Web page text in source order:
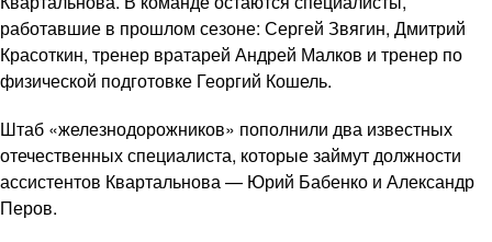
работавшие в прошлом сезоне: Сергей Звягин, Дмитрий
Красоткин, тренер вратарей Андрей Малков и тренер по
физической подготовке Георгий Кошель.
Штаб «железнодорожников» пополнили два известных
отечественных специалиста, которые займут должности
ассистентов Квартальнова — Юрий Бабенко и Александр
Перов.